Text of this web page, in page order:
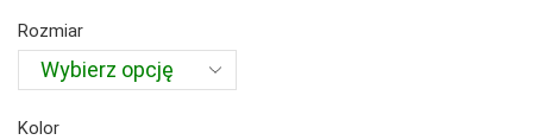
do
Rozmiar
Kolor